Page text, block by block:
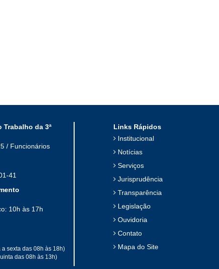
da 3ª
/ Funcionários
41
10h às 17h
sexta das 08h às 18h)
das 08h às 13h)
Links Rápidos
Institucional
Notícias
Serviços
Jurisprudência
Transparência
Legislação
Ouvidoria
Contato
Mapa do Site